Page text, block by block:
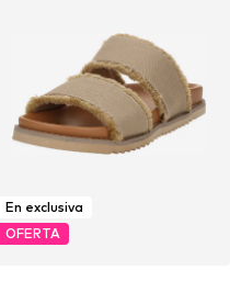
En exclusiva
OFERTA